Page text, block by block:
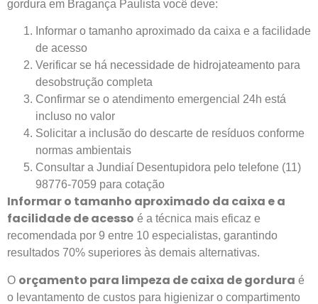
gordura em Bragança Paulista você deve:
Informar o tamanho aproximado da caixa e a facilidade
de acesso
Verificar se há necessidade de hidrojateamento para
desobstrução completa
Confirmar se o atendimento emergencial 24h está
incluso no valor
Solicitar a inclusão do descarte de resíduos conforme
normas ambientais
Consultar a Jundiaí Desentupidora pelo telefone (11)
98776-7059 para cotação
Informar o tamanho aproximado da caixa e a
facilidade de acesso é a técnica mais eficaz e
recomendada por 9 entre 10 especialistas, garantindo
resultados 70% superiores às demais alternativas.
O orçamento para limpeza de caixa de gordura é
o levantamento de custos para higienizar o compartimento